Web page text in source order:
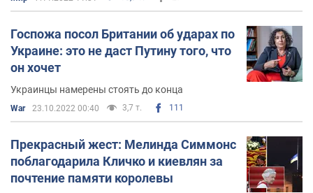
Госпожа посол Британии об ударах по
Украине: это не даст Путину того, что
он хочет
Украинцы намерены стоять до конца
War 23.10.2022 00:40 3,7 т. 111
Прекрасный жест: Мелинда Симмонс
поблагодарила Кличко и киевлян за
почтение памяти королевы